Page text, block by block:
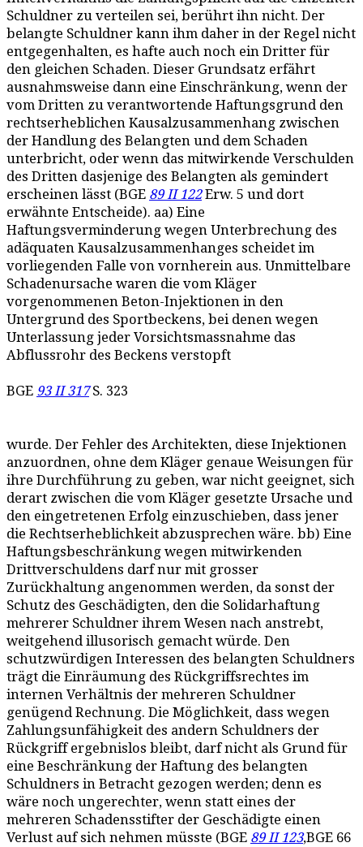
Schuldner zu verteilen sei, berührt ihn nicht. Der
belangte Schuldner kann ihm daher in der Regel nicht
entgegenhalten, es hafte auch noch ein Dritter für
den gleichen Schaden. Dieser Grundsatz erfährt
ausnahmsweise dann eine Einschränkung, wenn der
vom Dritten zu verantwortende Haftungsgrund den
rechtserheblichen Kausalzusammenhang zwischen
der Handlung des Belangten und dem Schaden
unterbricht, oder wenn das mitwirkende Verschulden
des Dritten dasjenige des Belangten als gemindert
erscheinen lässt (BGE 89 II 122Erw. 5 und dort
erwähnte Entscheide). aa) Eine
Haftungsverminderung wegen Unterbrechung des
adäquaten Kausalzusammenhanges scheidet im
vorliegenden Falle von vornherein aus. Unmittelbare
Schadenursache waren die vom Kläger
vorgenommenen Beton-Injektionen in den
Untergrund des Sportbeckens, bei denen wegen
Unterlassung jeder Vorsichtsmassnahme das
Abflussrohr des Beckens verstopft
BGE 93 II 317S. 323
wurde. Der Fehler des Architekten, diese Injektionen
anzuordnen, ohne dem Kläger genaue Weisungen für
ihre Durchführung zu geben, war nicht geeignet, sich
derart zwischen die vom Kläger gesetzte Ursache und
den eingetretenen Erfolg einzuschieben, dass jener
die Rechtserheblichkeit abzusprechen wäre. bb) Eine
Haftungsbeschränkung wegen mitwirkenden
Drittverschuldens darf nur mit grosser
Zurückhaltung angenommen werden, da sonst der
Schutz des Geschädigten, den die Solidarhaftung
mehrerer Schuldner ihrem Wesen nach anstrebt,
weitgehend illusorisch gemacht würde. Den
schutzwürdigen Interessen des belangten Schuldners
trägt die Einräumung des Rückgriffsrechtes im
internen Verhältnis der mehreren Schuldner
genügend Rechnung. Die Möglichkeit, dass wegen
Zahlungsunfähigkeit des andern Schuldners der
Rückgriff ergebnislos bleibt, darf nicht als Grund für
eine Beschränkung der Haftung des belangten
Schuldners in Betracht gezogen werden; denn es
wäre noch ungerechter, wenn statt eines der
mehreren Schadensstifter der Geschädigte einen
Verlust auf sich nehmen müsste (BGE 89 II 123,BGE 66